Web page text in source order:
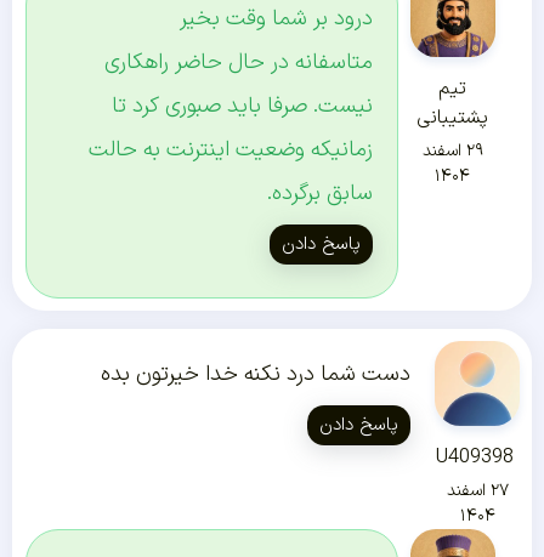
تیم
پشتیبانی
۲۹ اسفند
۱۴۰۴
درود بر شما وقت بخیر
متاسفانه در حال حاضر راهکاری
نیست. صرفا باید صبوری کرد تا
زمانیکه وضعیت اینترنت به حالت
سابق برگرده.
پاسخ دادن
U409398
۲۷ اسفند
۱۴۰۴
دست شما درد نکنه خدا خیرتون بده
پاسخ دادن